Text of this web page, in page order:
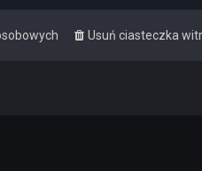
Usuń ciasteczka